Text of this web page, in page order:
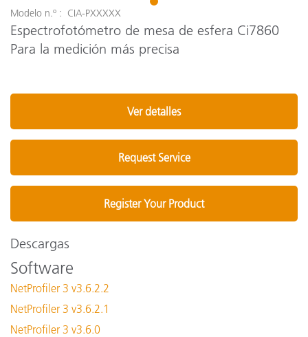
1
Modelo n.º : CIA-PXXXXX
Espectrofotómetro de mesa de esfera Ci7860
Para la medición más precisa
Ver detalles
Request Service
Register Your Product
Descargas
Software
NetProfiler 3 v3.6.2.2
NetProfiler 3 v3.6.2.1
NetProfiler 3 v3.6.0